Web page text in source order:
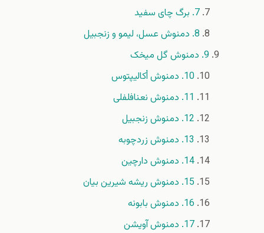
7. برگ چای سفید
8. دمنوش عسل، لیمو و زنجبیل
9. دمنوش گل میخک
10. دمنوش اُکالیپتوس
11. دمنوش نعنافلفلی
12. دمنوش زنجبیل
13. دمنوش زردچوبه
14. دمنوش دارچین
15. دمنوش ریشه شیرین بیان
16. دمنوش بابونه
17. دمنوش آویشن